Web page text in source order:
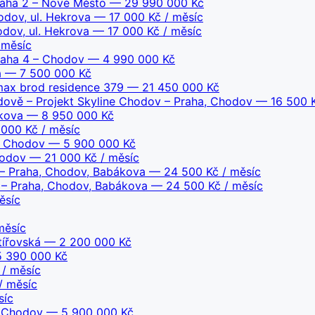
2 – Nové Město — 29 990 000 Kč
ul. Hekrova — 17 000 Kč / měsíc
ul. Hekrova — 17 000 Kč / měsíc
4 – Chodov — 4 990 000 Kč
— 7 500 000 Kč
brod residence 379 — 21 450 000 Kč
– Projekt Skyline Chodov – Praha, Chodov — 16 500
— 8 950 000 Kč
Kč / měsíc
Chodov — 5 900 000 Kč
— 21 000 Kč / měsíc
Praha, Chodov, Babákova — 24 500 Kč / měsíc
Praha, Chodov, Babákova — 24 500 Kč / měsíc
— 2 200 000 Kč
000 Kč
měsíc